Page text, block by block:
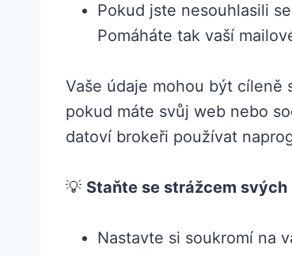
Pokud jste nesouhlasili
Pomáháte tak vaší
Vaše údaje mohou být cíleně
pokud máte svůj web nebo
datoví brokeři používat
💡 Staňte se strážcem svých
Nastavte si soukromí na